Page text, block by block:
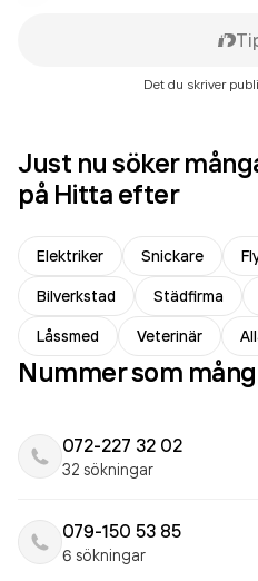
Det du skriver
Just nu söker
på Hitta efter
Elektriker Snickare
Bilverkstad
Städfirma
Låssmed
Veterinär
Nummer som
072-227 32 02
32 sökningar
079-150 53 85
6 sökningar